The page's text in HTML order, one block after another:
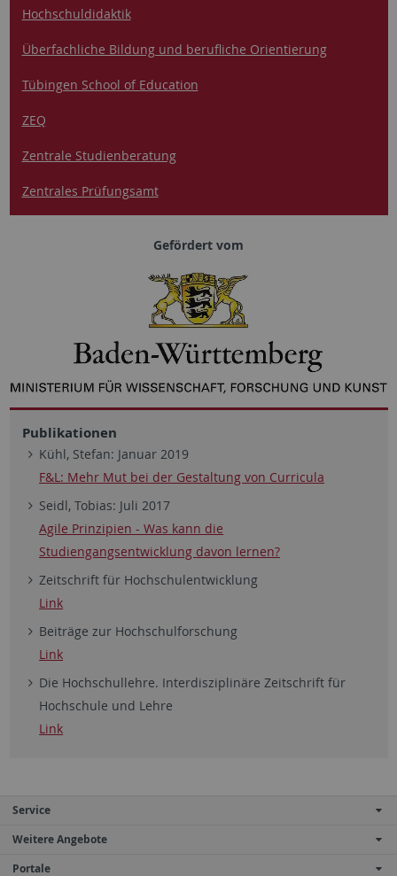
Hochschuldidaktik
Überfachliche Bildung und berufliche Orientierung
Tübingen School of Education
ZEQ
Zentrale Studienberatung
Zentrales Prüfungsamt
Gefördert vom
Publikationen
Kühl, Stefan: Januar 2019
F&L: Mehr Mut bei der Gestaltung von Curricula
Seidl, Tobias: Juli 2017
Agile Prinzipien - Was kann die
Studiengangsentwicklung davon lernen?
Zeitschrift für Hochschulentwicklung
Link
Beiträge zur Hochschulforschung
Link
Die Hochschullehre. Interdisziplinäre Zeitschrift für
Hochschule und Lehre
Link
Service
Weitere Angebote
Portale